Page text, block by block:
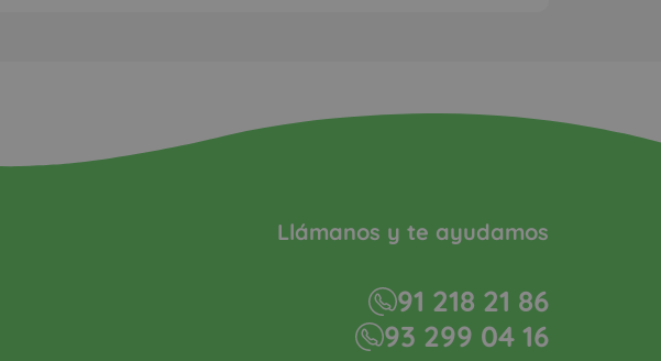
Llámanos y te ayudamos
91 218 21 86
93 299 04 16